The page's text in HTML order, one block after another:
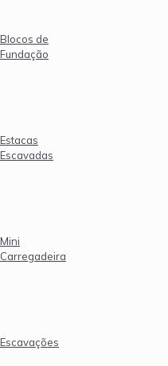
Blocos de
Fundação
Estacas
Escavadas
Mini
Carregadeira
Escavações